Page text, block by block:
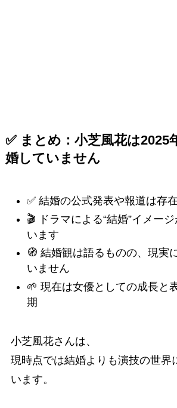
✅ まとめ：小芝風花は2025
婚していません
✅ 結婚の公式発表や報道は存
🎬 ドラマによる“結婚”イメー
います
🧭 結婚観は語るものの、現実
いません
🌱 現在は女優としての成長と
期
小芝風花さんは、
現時点では結婚よりも演技の世界
います。